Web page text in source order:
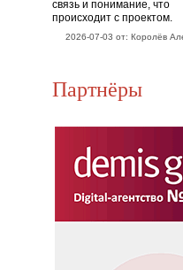
связь и понимание, что
происходит с проектом.
2026-07-03 от: Королёв
Партнёры